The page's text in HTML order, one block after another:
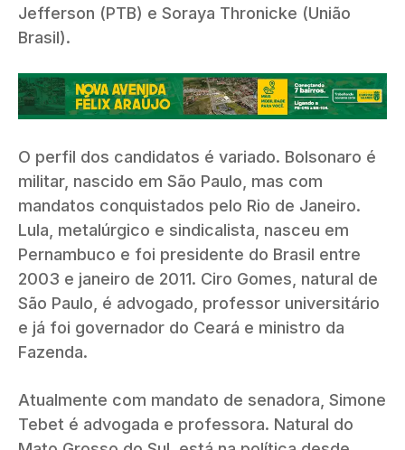
Jefferson (PTB) e Soraya Thronicke (União
Brasil).
O perfil dos candidatos é variado. Bolsonaro é
militar, nascido em São Paulo, mas com
mandatos conquistados pelo Rio de Janeiro.
Lula, metalúrgico e sindicalista, nasceu em
Pernambuco e foi presidente do Brasil entre
2003 e janeiro de 2011. Ciro Gomes, natural de
São Paulo, é advogado, professor universitário
e já foi governador do Ceará e ministro da
Fazenda.
Atualmente com mandato de senadora, Simone
Tebet é advogada e professora. Natural do